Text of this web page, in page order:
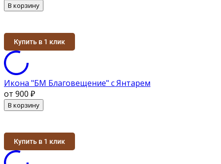
В корзину
Купить в 1 клик
Икона "БМ Благовещение" с Янтарем
от 900 ₽
В корзину
Купить в 1 клик